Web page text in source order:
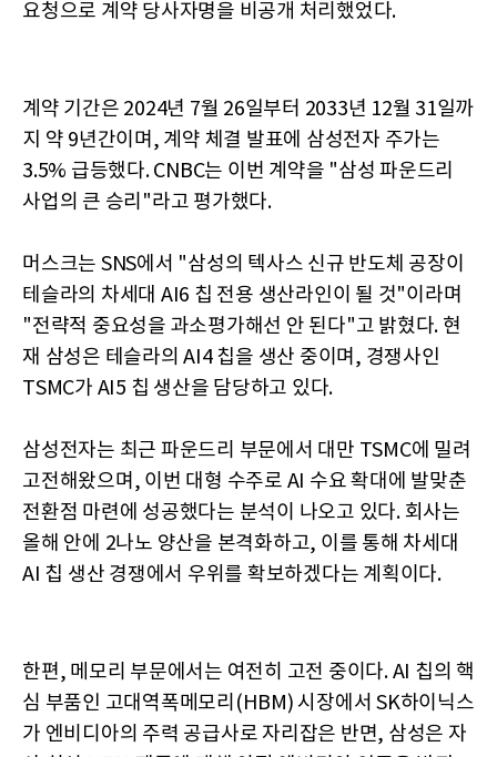
요청으로 계약 당사자명을 비공개 처리했었다.
계약 기간은 2024년 7월 26일부터 2033년 12월 31일까
지 약 9년간이며, 계약 체결 발표에 삼성전자 주가는
3.5% 급등했다. CNBC는 이번 계약을 "삼성 파운드리
사업의 큰 승리"라고 평가했다.
머스크는 SNS에서 "삼성의 텍사스 신규 반도체 공장이
테슬라의 차세대 AI6 칩 전용 생산라인이 될 것"이라며
"전략적 중요성을 과소평가해선 안 된다"고 밝혔다. 현
재 삼성은 테슬라의 AI4 칩을 생산 중이며, 경쟁사인
TSMC가 AI5 칩 생산을 담당하고 있다.
삼성전자는 최근 파운드리 부문에서 대만 TSMC에 밀려
고전해왔으며, 이번 대형 수주로 AI 수요 확대에 발맞춘
전환점 마련에 성공했다는 분석이 나오고 있다. 회사는
올해 안에 2나노 양산을 본격화하고, 이를 통해 차세대
AI 칩 생산 경쟁에서 우위를 확보하겠다는 계획이다.
한편, 메모리 부문에서는 여전히 고전 중이다. AI 칩의 핵
심 부품인 고대역폭메모리(HBM) 시장에서 SK하이닉스
가 엔비디아의 주력 공급사로 자리잡은 반면, 삼성은 자